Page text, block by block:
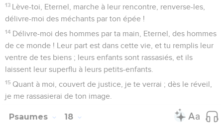
13 Lève-toi, Eternel, marche à leur rencontre, renverse-les,
délivre-moi des méchants par ton épée !
14 Délivre-moi des hommes par ta main, Eternel, des hommes
de ce monde ! Leur part est dans cette vie, et tu remplis leur
ventre de tes biens ; leurs enfants sont rassasiés, et ils
laissent leur superflu à leurs petits-enfants.
15 Quant à moi, couvert de justice, je te verrai ; dès le réveil,
je me rassasierai de ton image.
Psaumes 18